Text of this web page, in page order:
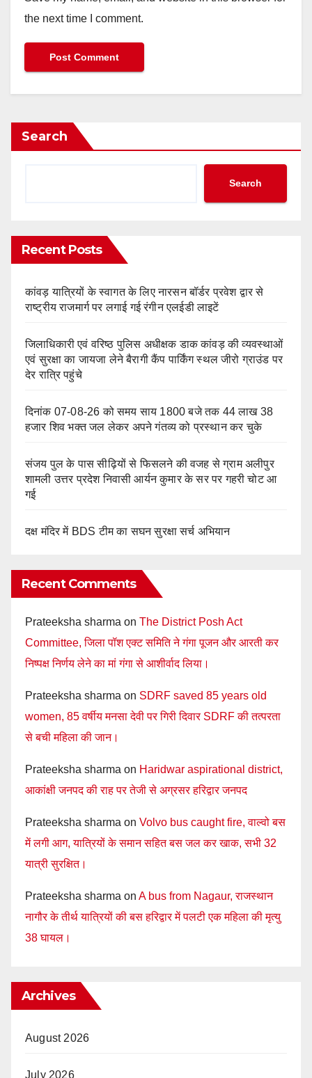
the next time I comment.
Search
Search
Recent Posts
कांवड़ यात्रियों के स्वागत के लिए नारसन बॉर्डर प्रवेश द्वार से
राष्ट्रीय राजमार्ग पर लगाई गई रंगीन एलईडी लाइटें
जिलाधिकारी एवं वरिष्ठ पुलिस अधीक्षक डाक कांवड़ की व्यवस्थाओं
एवं सुरक्षा का जायजा लेने बैरागी कैंप पार्किंग स्थल जीरो ग्राउंड पर
देर रात्रि पहुंचे
दिनांक 07-08-26 को समय साय 1800 बजे तक 44 लाख 38
हजार शिव भक्त जल लेकर अपने गंतव्य को प्रस्थान कर चुके
संजय पुल के पास सीढ़ियों से फिसलने की वजह से ग्राम अलीपुर
शामली उत्तर प्रदेश निवासी आर्यन कुमार के सर पर गहरी चोट आ
गई
दक्ष मंदिर में BDS टीम का सघन सुरक्षा सर्च अभियान
Recent Comments
Prateeksha sharma on The District Posh Act
Committee, जिला पॉश एक्ट समिति ने गंगा पूजन और आरती कर
निष्पक्ष निर्णय लेने का मां गंगा से आशीर्वाद लिया।
Prateeksha sharma on SDRF saved 85 years old
women, 85 वर्षीय मनसा देवी पर गिरी दिवार SDRF की तत्परता
से बची महिला की जान।
Prateeksha sharma on Haridwar aspirational district,
आकांक्षी जनपद की राह पर तेजी से अग्रसर हरिद्वार जनपद
Prateeksha sharma on Volvo bus caught fire, वाल्वो बस
में लगी आग, यात्रियों के समान सहित बस जल कर खाक, सभी 32
यात्री सुरक्षित।
Prateeksha sharma on A bus from Nagaur, राजस्थान
नागौर के तीर्थ यात्रियों की बस हरिद्वार में पलटी एक महिला की मृत्यु
38 घायल।
Archives
August 2026
July 2026